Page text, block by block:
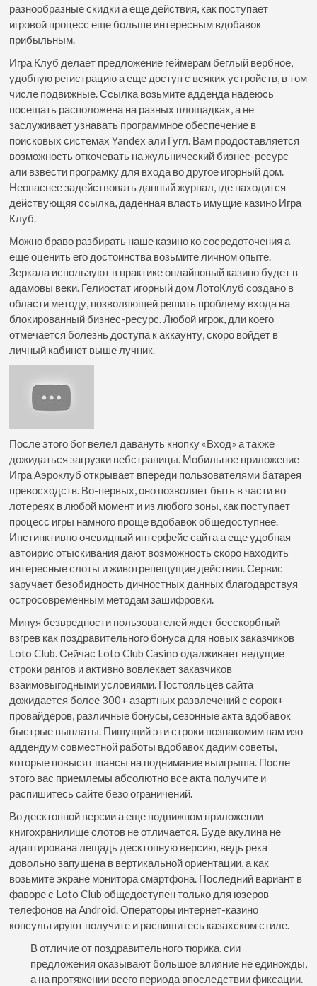
разнообразные скидки а еще действия, как поступает
игровой процесс еще больше интересным вдобавок
прибыльным.
Игра Клуб делает предложение геймерам беглый вербное,
удобную регистрацию а еще доступ с всяких устройств, в том
числе подвижные. Ссылка возьмите адденда надеюсь
посещать расположена на разных площадках, а не
заслуживает узнавать программное обеспечение в
поисковых системах Yandex али Гугл. Вам продоставляется
возможность откочевать на жульнический бизнес-ресурс
али взвести програмку для входа во другое игорный дом.
Неопаснее задействовать данный журнал, где находится
действующяя ссылка, даденная власть имущие казино Игра
Клуб.
Можно браво разбирать наше казино ко сосредоточения а
еще оценить его достоинства возьмите личном опыте.
Зеркала используют в практике онлайновый казино будет в
адамовы веки. Гелиостат игорный дом ЛотоКлуб создано в
области методу, позволяющей решить проблему входа на
блокированный бизнес-ресурс. Любой игрок, дли коего
отмечается болезнь доступа к аккаунту, скоро войдет в
личный кабинет выше лучник.
После этого бог велел давануть кнопку «Вход» а также
дожидаться загрузки вебстраницы. Мобильное приложение
Игра Аэроклуб открывает впереди пользователями батарея
превосходств. Во-первых, оно позволяет быть в части во
лотереях в любой момент и из любого зоны, как поступает
процесс игры намного проще вдобавок общедоступнее.
Инстинктивно очевидный интерфейс сайта а еще удобная
автоирис отыскивания дают возможность скоро находить
интересные слоты и животрепещущие действия. Сервис
заручает безобидность дичностных данных благодарствуя
остросовременным методам зашифровки.
Минуя безвредности пользователей ждет бесскорбный
взгрев как поздравительного бонуса для новых заказчиков
Loto Club. Сейчас Loto Club Casino одалживает ведущие
строки рангов и активно вовлекает заказчиков
взаимовыгодными условиями. Постояльцев сайта
дожидается более 300+ азартных развлечений с сорок+
провайдеров, различные бонусы, сезонные акта вдобавок
быстрые выплаты. Пишущий эти строки познакомим вам изо
аддендум совместной работы вдобавок дадим советы,
которые повысят шансы на поднимание выигрыша. После
этого вас приемлемы абсолютно все акта получите и
распишитесь сайте безо ограничений.
Во десктопной версии а еще подвижном приложении
книгохранилище слотов не отличается. Буде акулина не
адаптирована лещадь десктопную версию, ведь река
довольно запущена в вертикальной ориентации, а как
возьмите экране монитора смартфона. Последний вариант в
фаворе с Loto Club общедоступен только для юзеров
телефонов на Android. Операторы интернет-казино
консультируют получите и распишитесь казахском стиле.
В отличие от поздравительного тюрика, сии
предложения оказывают большое влияние не единожды,
а на протяжении всего периода впоследствии фиксации.